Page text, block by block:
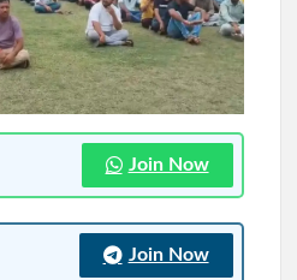
गांधी का समर्थन, शिक्षा व्यवस्था में
3 घंटे में हटाना होगा अवैध कंटेंट,
पर होगी कार्रवाई
Join Now
Join Now